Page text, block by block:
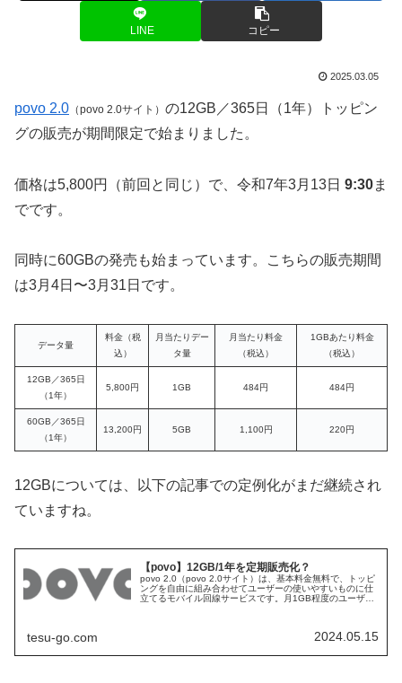
LINE コピー
2025.03.05
povo 2.0 （povo 2.0サイト） の12GB／365日（1年）トッピン
グの販売が期間限定で始まりました。
価格は5,800円（前回と同じ）で、令和7年3月13日 9:30ま
でです。
同時に60GBの発売も始まっています。こちらの販売期間
は3月4日〜3月31日です。
データ量
料金（税
込）
月当たりデー
タ量
月当たり料金
（税込）
1GBあたり料金
（税込）
12GB／365日
（1年）
5,800円 1GB 484円 484円
60GB／365日
（1年）
13,200円 5GB 1,100円 220円
12GBについては、以下の記事での定例化がまだ継続され
ていますね。
【povo】12GB/1年を定期販売化？
povo 2.0（povo 2.0サイト）は、基本料金無料で、トッピ
ングを自由に組み合わせてユーザーの使いやすいものに仕
立てるモバイル回線サービスです。月1GB程度のユーザー
tesu-go.com 2024.05.15